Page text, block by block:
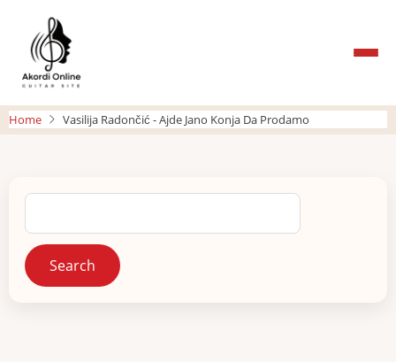
main
content
Home Vasilija Radončić - Ajde Jano Konja Da Prodamo
Search